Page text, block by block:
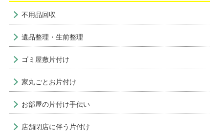
不用品回収
遺品整理・生前整理
ゴミ屋敷片付け
家丸ごとお片付け
お部屋の片付け手伝い
店舗閉店に伴う片付け